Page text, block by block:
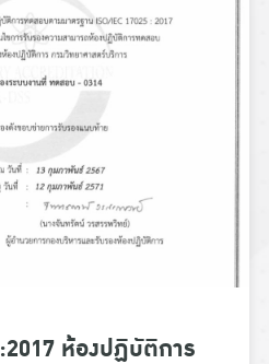
ห้องปฏิบัติการ